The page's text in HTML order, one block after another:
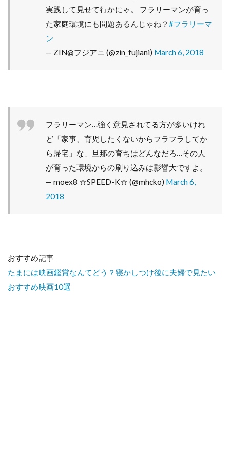
実践して見せて行かにゃ。 フラリーマンが育っ
た家庭環境にも問題あるんじゃね？ #フラリーマ
ン
— ZIN@フジアニ (@zin_fujiani) March 6, 2018
フラリーマン…強く意見されてる方が多いけれ
ど「家事、育児したくないからフラフラしてか
ら帰宅」な、旦那の育ちはどんなだろ…その人
が育った環境からの刷り込みは影響大ですよ。
— moex8 ☆SPEED-K☆ (@mhcko) March 6,
2018
おすすめ記事
たまには映画鑑賞なんてどう？寝かしつけ後に夫婦で見たい
おすすめ映画10選